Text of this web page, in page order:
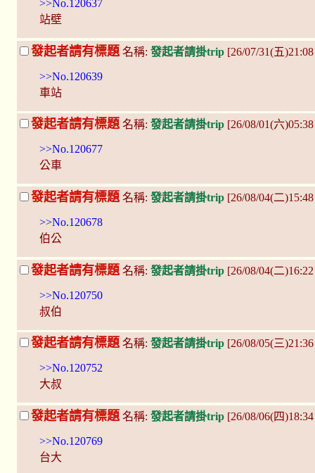
>>No.120637
站壁
發起者請有標題 名稱: 發起者請掛trip [26/07/31(五
>>No.120639
車站
發起者請有標題 名稱: 發起者請掛trip [26/08/01(六
>>No.120677
公車
發起者請有標題 名稱: 發起者請掛trip [26/08/04(二
>>No.120678
伯公
發起者請有標題 名稱: 發起者請掛trip [26/08/04(二
>>No.120750
叔伯
發起者請有標題 名稱: 發起者請掛trip [26/08/05(三
>>No.120752
大叔
發起者請有標題 名稱: 發起者請掛trip [26/08/06(四
>>No.120769
台大